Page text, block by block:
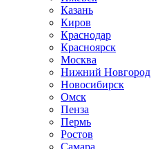
Казань
Киров
Краснодар
Красноярск
Москва
Нижний Новгород
Новосибирск
Омск
Пенза
Пермь
Ростов
Самара